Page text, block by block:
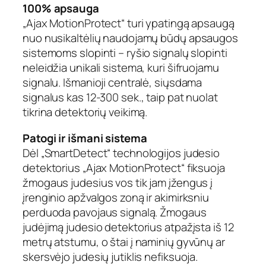
e
c
t
P
l
u
s
j
u
e
s
i
o
d
e
t
e
k
t
100% apsauga
„Ajax MotionProtect“ turi ypatingą apsaugą
nuo nusikaltėlių naudojamų būdų apsaugos
sistemoms slopinti – ryšio signalų slopinti
neleidžia unikali sistema, kuri šifruojamu
signalu. Išmanioji centralė, siųsdama
signalus kas 12-300 sek., taip pat nuolat
tikrina detektorių veikimą.
Patogi ir išmani sistema
Dėl „SmartDetect“ technologijos judesio
detektorius „Ajax MotionProtect“ fiksuoja
žmogaus judesius vos tik jam įžengus į
įrenginio apžvalgos zoną ir akimirksniu
perduoda pavojaus signalą. Žmogaus
judėjimą judesio detektorius atpažįsta iš 12
metrų atstumu, o štai į naminių gyvūnų ar
skersvėjo judesių jutiklis nefiksuoja.